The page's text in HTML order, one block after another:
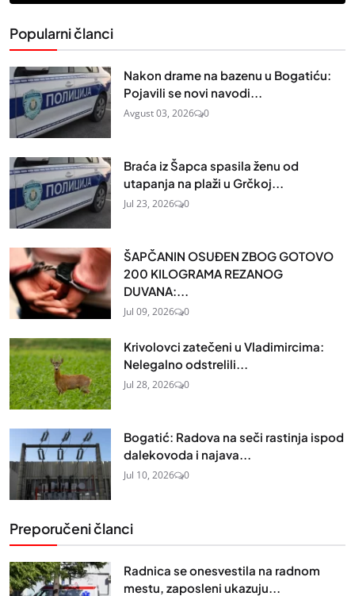
Popularni članci
Nakon drame na bazenu u Bogatiću:
Pojavili se novi navodi...
Avgust 03, 2026 0
Braća iz Šapca spasila ženu od
utapanja na plaži u Grčkoj...
Jul 23, 2026 0
ŠAPČANIN OSUĐEN ZBOG GOTOVO
200 KILOGRAMA REZANOG
DUVANA:...
Jul 09, 2026 0
Krivolovci zatečeni u Vladimircima:
Nelegalno odstrelili...
Jul 28, 2026 0
Bogatić: Radova na seči rastinja ispod
dalekovoda i najava...
Jul 10, 2026 0
Preporučeni članci
Radnica se onesvestila na radnom
mestu, zaposleni ukazuju...